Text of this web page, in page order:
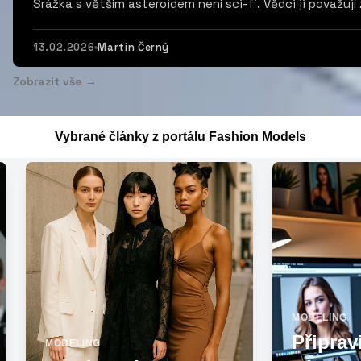
Srážka s větším asteroidem není sci-fi. Vědci ji považují
13.02.2026 Martin Černý
Zobrazit vše →
Vybrané články z portálu Fashion Models
MODELING
Připravili jsme pro
MODELING